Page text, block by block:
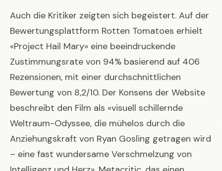
Auch die Kritiker zeigten sich begeistert. Auf der
Bewertungsplattform Rotten Tomatoes erhielt
«Project Hail Mary» eine beeindruckende
Zustimmungsrate von 94% basierend auf 406
Rezensionen, mit einer durchschnittlichen
Bewertung von 8,2/10. Der Konsens der Website
beschreibt den Film als «visuell schillernde
Weltraum-Odyssee, die mühelos durch die
Anziehungskraft von Ryan Gosling getragen wird
– eine fast wundersame Verschmelzung von